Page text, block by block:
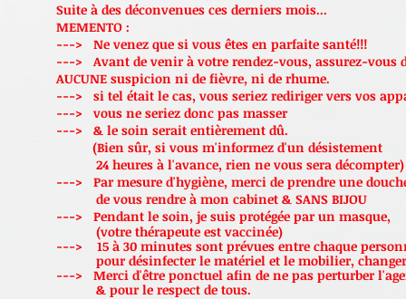
Suite à des déconvenues ces derniers mois...
MEMENTO :
---> Ne venez que si vous êtes en parfaite santé!!!
---> Avant de venir à votre rendez-vous, assurez-vous
AUCUNE suspicion ni de fièvre, ni de rhume.
---> si tel était le cas, vous seriez rediriger vers vos
---> vous ne seriez donc pas masser
--->
& le soin serait entièrement dû.
(Bien sûr, si vous m'informez d'un désistement
24 heures à l'avance, rien ne vous sera décompter)
--->
Par mesure d'hygiène, merci de prendre une
de vous rendre à mon cabinet & SANS BIJOU
---> Pendant le soin, je suis protégée par un masque,
(votre thérapeute est vaccinée)
---> 15 à 30 minutes sont prévues entre chaque
pour désinfecter le matériel et le mobilier, changer
---> Merci d'être ponctuel afin de ne pas perturber
& pour le respect de tous.